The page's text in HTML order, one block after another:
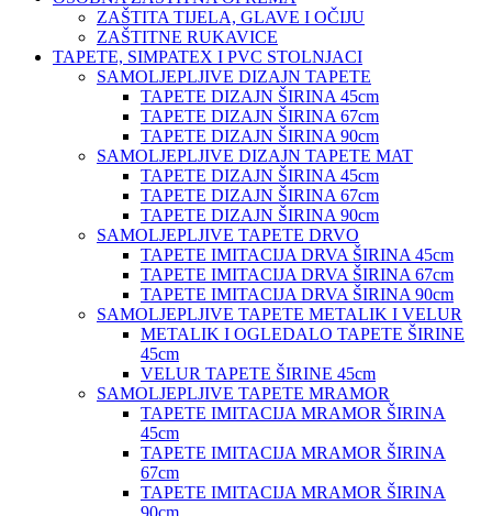
ZAŠTITA TIJELA, GLAVE I OČIJU
ZAŠTITNE RUKAVICE
TAPETE, SIMPATEX I PVC STOLNJACI
SAMOLJEPLJIVE DIZAJN TAPETE
TAPETE DIZAJN ŠIRINA 45cm
TAPETE DIZAJN ŠIRINA 67cm
TAPETE DIZAJN ŠIRINA 90cm
SAMOLJEPLJIVE DIZAJN TAPETE MAT
TAPETE DIZAJN ŠIRINA 45cm
TAPETE DIZAJN ŠIRINA 67cm
TAPETE DIZAJN ŠIRINA 90cm
SAMOLJEPLJIVE TAPETE DRVO
TAPETE IMITACIJA DRVA ŠIRINA 45cm
TAPETE IMITACIJA DRVA ŠIRINA 67cm
TAPETE IMITACIJA DRVA ŠIRINA 90cm
SAMOLJEPLJIVE TAPETE METALIK I VELUR
METALIK I OGLEDALO TAPETE ŠIRINE
45cm
VELUR TAPETE ŠIRINE 45cm
SAMOLJEPLJIVE TAPETE MRAMOR
TAPETE IMITACIJA MRAMOR ŠIRINA
45cm
TAPETE IMITACIJA MRAMOR ŠIRINA
67cm
TAPETE IMITACIJA MRAMOR ŠIRINA
90cm